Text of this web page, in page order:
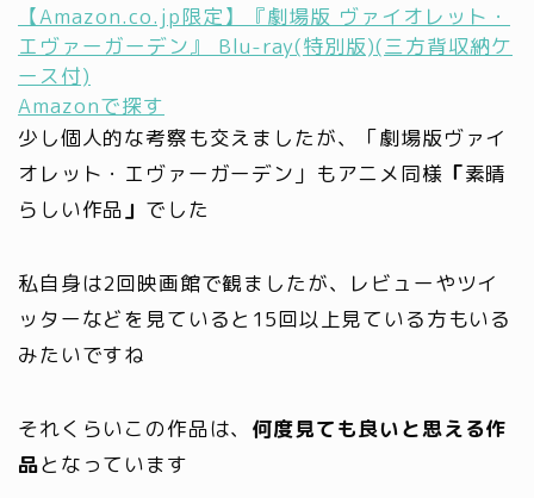
【Amazon.co.jp限定】『劇場版 ヴァイオレット・
エヴァーガーデン』 Blu-ray(特別版)(三方背収納ケ
ース付)
Amazonで探す
少し個人的な考察も交えましたが、「劇場版ヴァイ
オレット・エヴァーガーデン」もアニメ同様 「素晴
らしい作品 」 でした
私自身は2回映画館で観ましたが、レビューやツイ
ッターなどを見ていると15回以上見ている方もいる
みたいですね
それくらいこの作品は、 何度見ても良いと思える作
品となっています